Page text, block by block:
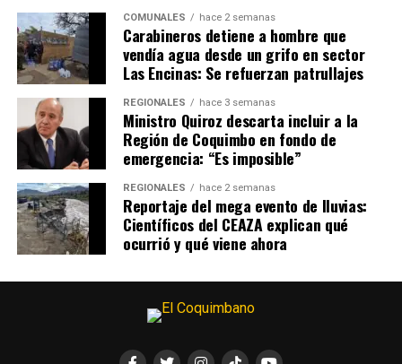
COMUNALES hace 2 semanas
Carabineros detiene a hombre que
vendía agua desde un grifo en sector
Las Encinas: Se refuerzan patrullajes
REGIONALES hace 3 semanas
Ministro Quiroz descarta incluir a la
Región de Coquimbo en fondo de
emergencia: “Es imposible”
REGIONALES hace 2 semanas
Reportaje del mega evento de lluvias:
Científicos del CEAZA explican qué
ocurrió y qué viene ahora